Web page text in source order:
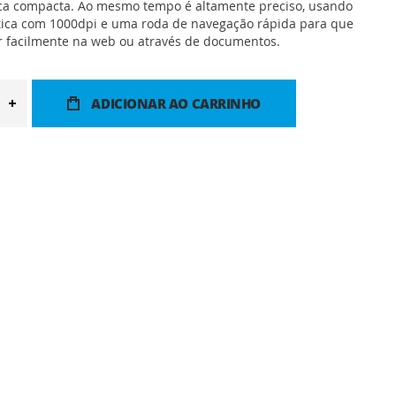
compacta. Ao mesmo tempo é altamente preciso, usando
com 1000dpi e uma roda de navegação rápida para que
facilmente na web ou através de documentos.
ADICIONAR AO CARRINHO